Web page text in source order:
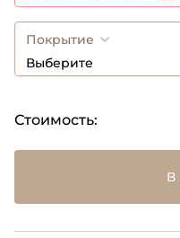
Покрытие
Выберите
Стоимость:
В